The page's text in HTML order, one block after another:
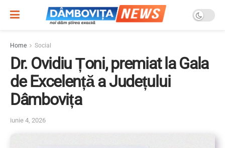
Home Social
Dr. Ovidiu Țoni, premiat la Gala
de Excelență a Județului
Dâmbovița
iunie 4, 2026